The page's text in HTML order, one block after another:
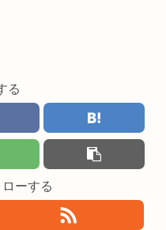
る
ーする